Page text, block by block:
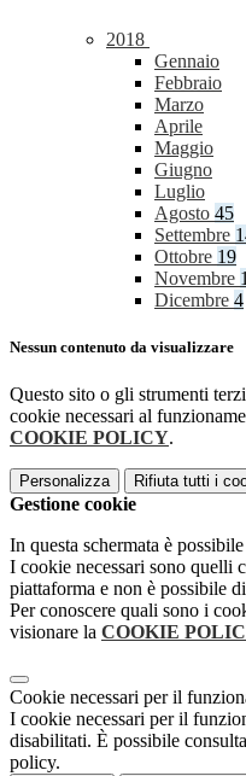
2018
Gennaio
Febbraio
Marzo
Aprile
Maggio
Giugno
Luglio
Agosto 45
Settembre
Ottobre 19
Novembre
Dicembre 4
Nessun contenuto da visualizzare
Questo sito o gli strumenti
cookie necessari al
COOKIE POLICY.
Personalizza Rifiuta tutti i
Gestione cookie
In questa schermata è
I cookie necessari sono quelli
piattaforma e non è possibile
Per conoscere quali sono i
visionare la COOKIE
Cookie necessari per il
I cookie necessari per il
disabilitati. È possibile
policy.